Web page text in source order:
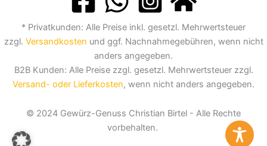
* Privatkunden: Alle Preise inkl. gesetzl. Mehrwertsteuer
zzgl. Versandkosten und ggf. Nachnahmegebühren, wenn nicht
anders angegeben.
B2B Kunden: Alle Preise zzgl. gesetzl. Mehrwertsteuer zzgl.
Versand- oder Lieferkosten, wenn nicht anders angegeben.
© 2024 Gewürz-Genuss Christian Birtel - Alle Rechte
vorbehalten.